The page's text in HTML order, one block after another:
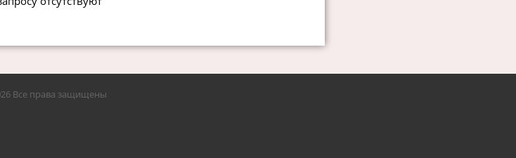
Все права защищены